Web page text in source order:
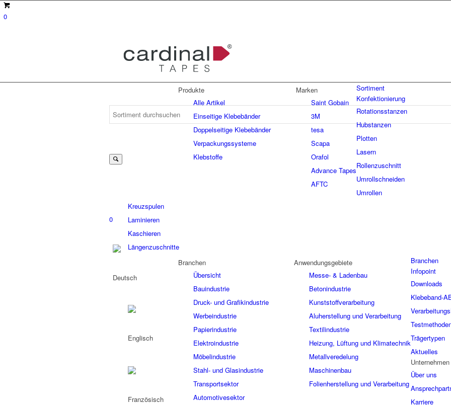
0
0
Sortiment
Produkte
Alle Artikel
Einseitige Klebebänder
Doppelseitige Klebebänder
Verpackungssysteme
Klebstoffe
Marken
Saint Gobain
3M
tesa
Scapa
Orafol
Advance Tapes
AFTC
Konfektionierung
Rotationsstanzen
Hubstanzen
Plotten
Lasern
Rollenzuschnitt
Umrollschneiden
Umrollen
Kreuzspulen
Laminieren
Kaschieren
Längenzuschnitte
Branchen
Branchen
Übersicht
Bauindustrie
Druck- und Grafikindustrie
Werbeindustrie
Papierindustrie
Elektroindustrie
Möbelindustrie
Stahl- und Glasindustrie
Transportsektor
Automotivesektor
Anwendungsgebiete
Messe- & Ladenbau
Betonindustrie
Kunststoffverarbeitung
Aluherstellung und Verarbeitung
Textilindustrie
Heizung, Lüftung und Klimatechnik
Metallveredelung
Maschinenbau
Folienherstellung und Verarbeitung
Infopoint
Downloads
Klebeband-
Trägertypen
Aktuelles
Unternehmen
Über uns
Karriere